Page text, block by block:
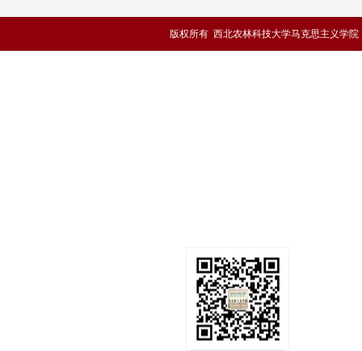
版权所有 西北农林科技大学马克思主义学